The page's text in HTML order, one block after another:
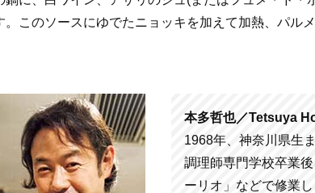
。このソースにゆでたニョッキを加えて加熱、パル
本多哲也／Tetsuya
1968年、神奈川県生ま
調理師専門学校卒業
ーリオ」などで修業